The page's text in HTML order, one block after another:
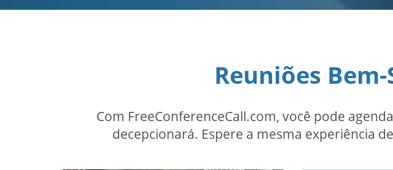
Reuniões
Com FreeConferenceCall.com, você pode
decepcionará. Espere a mesma experiência